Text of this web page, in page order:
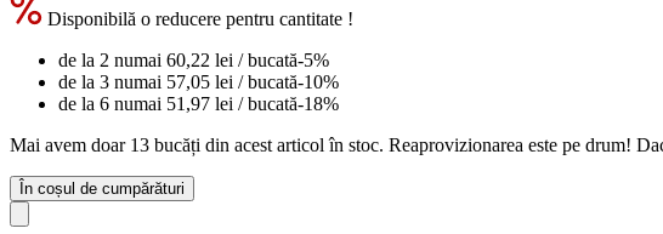
Disponibilă o reducere pentru cantitate !
de la 2 numai 60,22 lei / bucată-5%
de la 3 numai 57,05 lei / bucată-10%
de la 6 numai 51,97 lei / bucată-18%
Mai avem doar 13 bucăți din acest articol în stoc. Reaprovizionarea este pe drum!
În coșul de cumpărături